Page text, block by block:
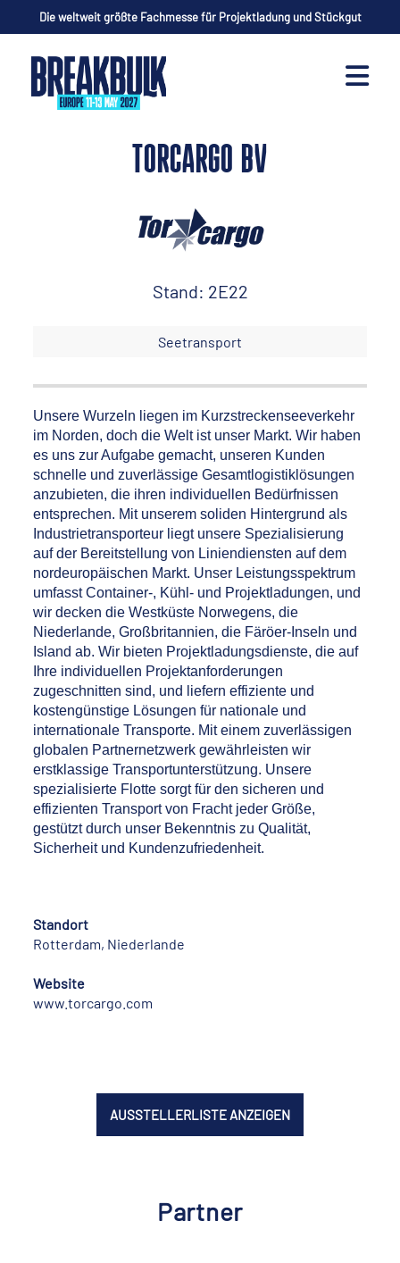
Die weltweit größte Fachmesse für Projektladung und Stückgut
TORCARGO BV
Stand: 2E22
Seetransport
Unsere Wurzeln liegen im Kurzstreckenseeverkehr
im Norden, doch die Welt ist unser Markt. Wir haben
es uns zur Aufgabe gemacht, unseren Kunden
schnelle und zuverlässige Gesamtlogistiklösungen
anzubieten, die ihren individuellen Bedürfnissen
entsprechen. Mit unserem soliden Hintergrund als
Industrietransporteur liegt unsere Spezialisierung
auf der Bereitstellung von Liniendiensten auf dem
nordeuropäischen Markt. Unser Leistungsspektrum
umfasst Container-, Kühl- und Projektladungen, und
wir decken die Westküste Norwegens, die
Niederlande, Großbritannien, die Färöer-Inseln und
Island ab. Wir bieten Projektladungsdienste, die auf
Ihre individuellen Projektanforderungen
zugeschnitten sind, und liefern effiziente und
kostengünstige Lösungen für nationale und
internationale Transporte. Mit einem zuverlässigen
globalen Partnernetzwerk gewährleisten wir
erstklassige Transportunterstützung. Unsere
spezialisierte Flotte sorgt für den sicheren und
effizienten Transport von Fracht jeder Größe,
gestützt durch unser Bekenntnis zu Qualität,
Sicherheit und Kundenzufriedenheit.
Standort
Rotterdam, Niederlande
Website
www.torcargo.com
AUSSTELLERLISTE ANZEIGEN
Partner